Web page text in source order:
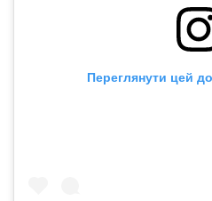
Переглянути цей